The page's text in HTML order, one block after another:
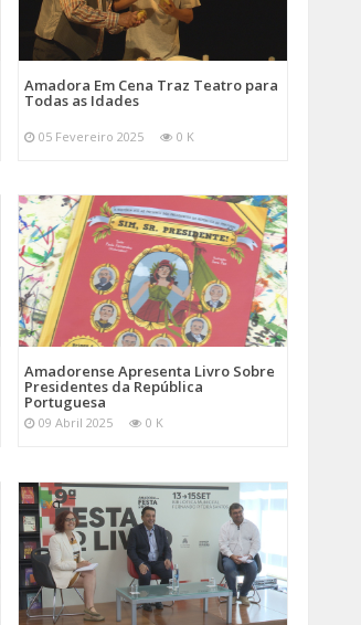
Amadora Em Cena Traz Teatro para
Todas as Idades
05 Fevereiro 2025 0 K
Amadorense Apresenta Livro Sobre
Presidentes da República
Portuguesa
09 Abril 2025 0 K